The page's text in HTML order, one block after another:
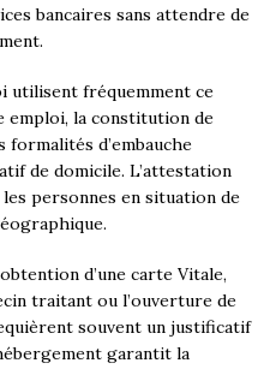
bancaires sans attendre de
utilisent fréquemment ce
emploi, la constitution de
formalités d’embauche
de domicile. L’attestation
les personnes en situation de
d’une carte Vitale,
traitant ou l’ouverture de
souvent un justificatif
garantit la